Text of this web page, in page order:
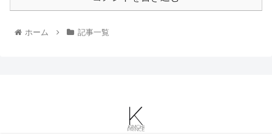
ホーム 記事一覧